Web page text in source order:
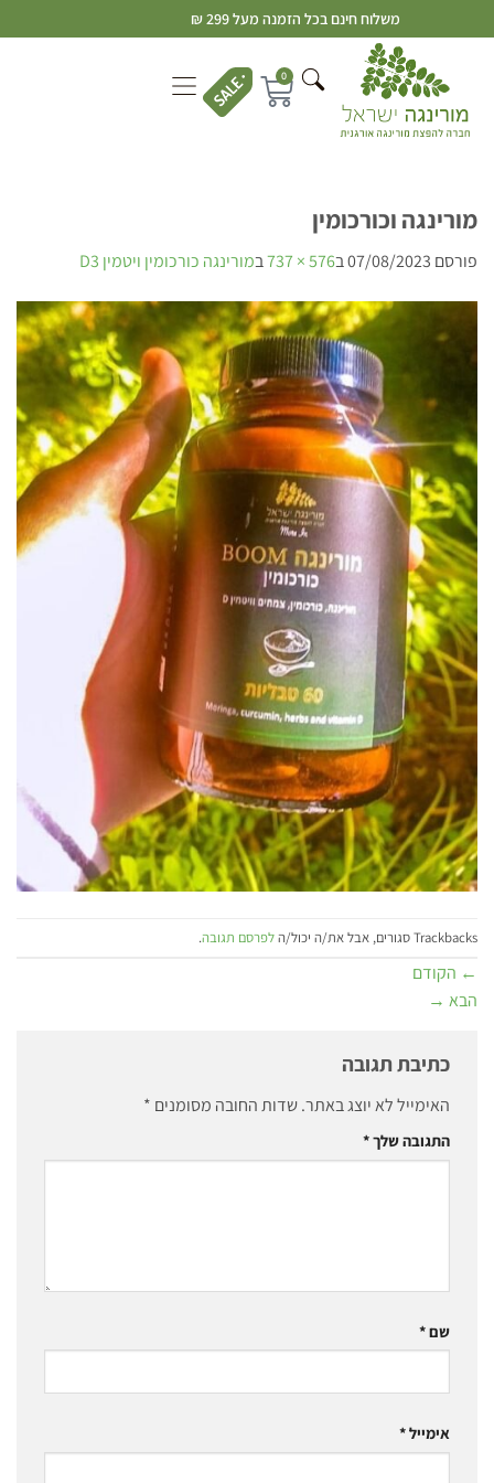
משלוח חינם בכל הזמנה מעל 299 ₪
0
מורינגה וכורכומין
פורסם 07/08/2023ב576 × 737 במורינגה כורכומין ויטמין D3
Trackbacks סגורים, אבל את/ה יכול/ה לפרסם תגובה.
← הקודם
הבא →
כתיבת תגובה
האימייל לא יוצג באתר.שדות החובה מסומנים *
התגובה שלך*
שם*
אימייל*